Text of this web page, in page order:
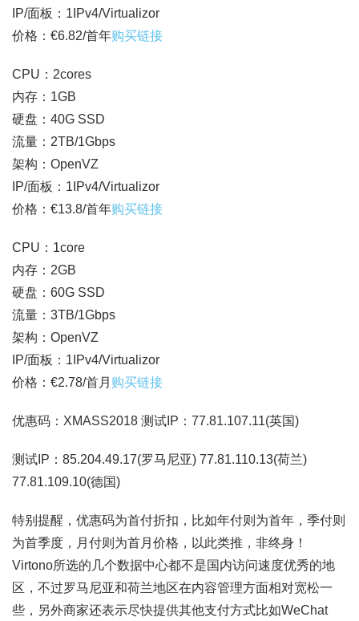
IP/面板：1IPv4/Virtualizor
价格：€6.82/首年购买链接
CPU：2cores
内存：1GB
硬盘：40G SSD
流量：2TB/1Gbps
架构：OpenVZ
IP/面板：1IPv4/Virtualizor
价格：€13.8/首年购买链接
CPU：1core
内存：2GB
硬盘：60G SSD
流量：3TB/1Gbps
架构：OpenVZ
IP/面板：1IPv4/Virtualizor
价格：€2.78/首月 购买链接
优惠码：XMASS2018 测试IP：77.81.107.11(英国)
测试IP：85.204.49.17(罗马尼亚) 77.81.110.13(荷兰)
77.81.109.10(德国)
特别提醒，优惠码为首付折扣，比如年付则为首年，季付则
为首季度，月付则为首月价格，以此类推，非终身！
Virtono所选的几个数据中心都不是国内访问速度优秀的地
区，不过罗马尼亚和荷兰地区在内容管理方面相对宽松一
些，另外商家还表示尽快提供其他支付方式比如WeChat